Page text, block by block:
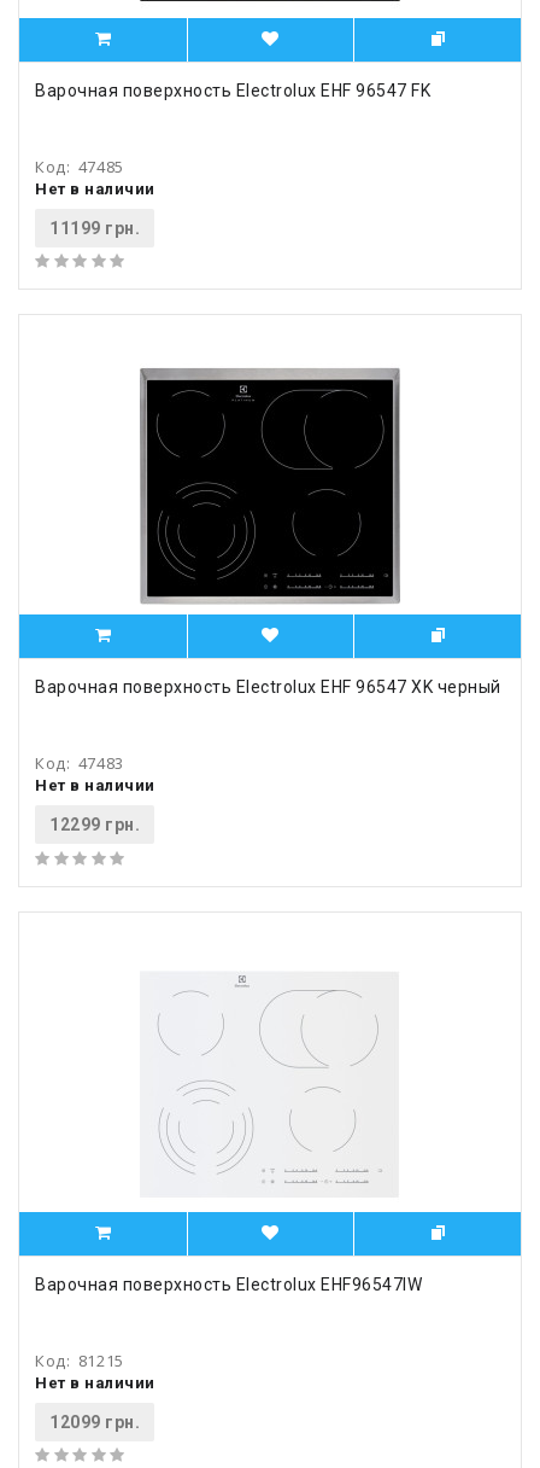
Варочная поверхность Electrolux EHF 96547 FK
Код: 47485
Нет в наличии
11199 грн.
Варочная поверхность Electrolux EHF 96547 XK черный
Код: 47483
Нет в наличии
12299 грн.
Варочная поверхность Electrolux EHF96547IW
Код: 81215
Нет в наличии
12099 грн.